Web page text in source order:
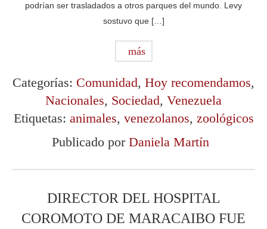
podrían ser trasladados a otros parques del mundo. Levy
sostuvo que […]
más
Categorías: Comunidad, Hoy recomendamos,
Nacionales, Sociedad, Venezuela
Etiquetas: animales, venezolanos, zoológicos
Publicado por Daniela Martín
DIRECTOR DEL HOSPITAL
COROMOTO DE MARACAIBO FUE